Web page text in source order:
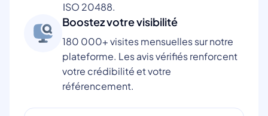
ISO 20488.
Boostez votre visibilité
180 000+ visites mensuelles sur notre
plateforme. Les avis vérifiés renforcent
votre crédibilité et votre
référencement.